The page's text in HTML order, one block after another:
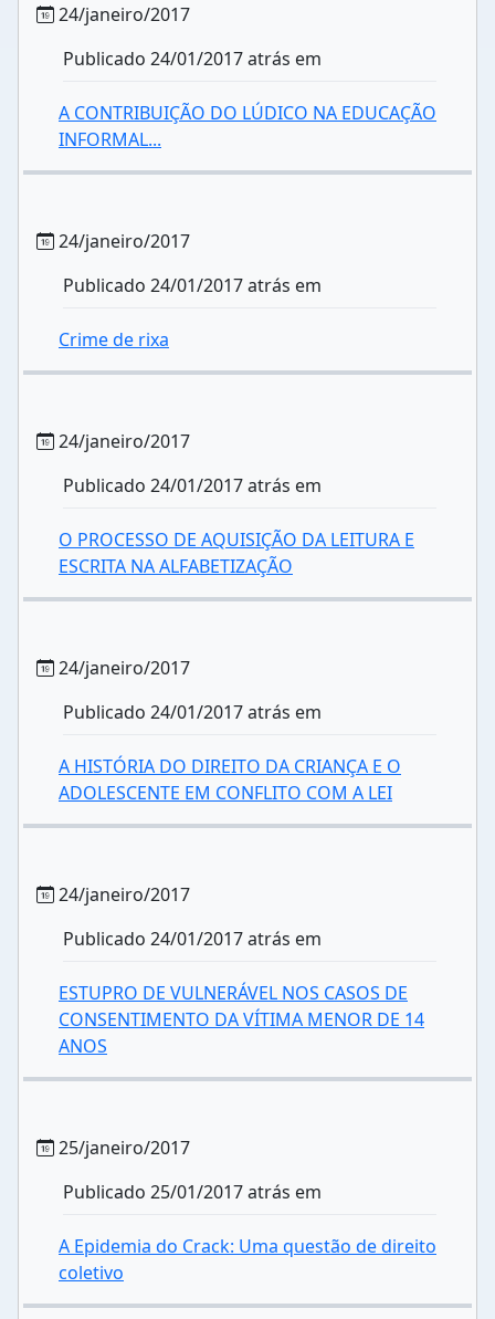
24/janeiro/2017
Publicado 24/01/2017 atrás em
A CONTRIBUIÇÃO DO LÚDICO NA EDUCAÇÃO
INFORMAL...
24/janeiro/2017
Publicado 24/01/2017 atrás em
Crime de rixa
24/janeiro/2017
Publicado 24/01/2017 atrás em
O PROCESSO DE AQUISIÇÃO DA LEITURA E
ESCRITA NA ALFABETIZAÇÃO
24/janeiro/2017
Publicado 24/01/2017 atrás em
A HISTÓRIA DO DIREITO DA CRIANÇA E O
ADOLESCENTE EM CONFLITO COM A LEI
24/janeiro/2017
Publicado 24/01/2017 atrás em
ESTUPRO DE VULNERÁVEL NOS CASOS DE
CONSENTIMENTO DA VÍTIMA MENOR DE 14
ANOS
25/janeiro/2017
Publicado 25/01/2017 atrás em
A Epidemia do Crack: Uma questão de direito
coletivo